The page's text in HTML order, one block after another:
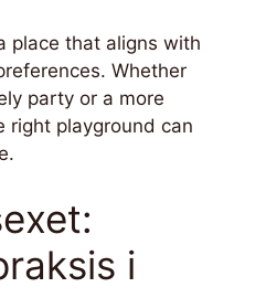
place that aligns with
Whether
party or a more
right playground can
i